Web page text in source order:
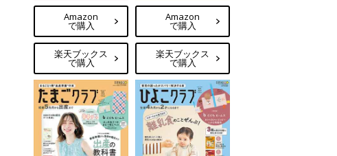
Amazon
で購入
楽天ブックス
で購入
Amazon
で購入
楽天ブックス
で購入